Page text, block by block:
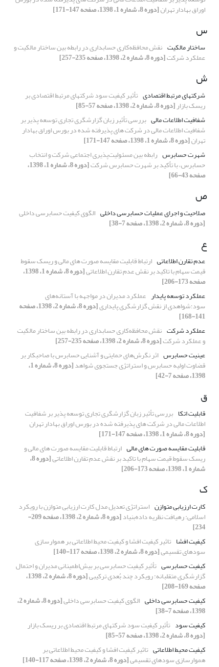
اوراق بهادار تهران[دوره 8، شماره 1، 1398، صفحه 147-171]
س
ساختار مالکیت نقش محافظه‌کاری حسابداری در رابطه بین ساختار مالکیت و
عملکرد شرکت[دوره 8، شماره 2، 1398، صفحه 235-257]
ش
شرکت‎های مرتبط اقتصادی تأثیر کیفیت سود شرکت‎های مرتبط اقتصادی بر
ریسک بازار[دوره 8، شماره 2، 1398، صفحه 57-85]
شفافیت اطلاعات مالی بررسی تأثیر زبان گزارشگری تجاری توسعه پذیر بر
شفافیت اطلاعات مالی در شرکت های پذیرفته شده در بورس اوراق بهادار
تهران[دوره 8، شماره 1، 1398، صفحه 147-171]
شهرت حسابرس رابطه بین مسئولیت‌پذیری اجتماعی شرکت و انتخاب
حسابرس، با تأکید بر شهرت حسابرس شرکت [دوره 8، شماره 1، 1398،
صفحه 43-66]
ص
صلاحیت و اجرای عملیات حسابرسی داخلی الگوی کیفیت حسابرسی داخلی
[دوره 8، شماره 2، 1398، صفحه 7-38]
ع
عدم تقارن اطلاعاتی ارتباط قابلیت مقایسه صورت های مالی و ریسک سقوط
قیمت سهام با تاکید بر نقش عدم تقارن اطلاعاتی [دوره 8، شماره 1، 1398،
صفحه 173-206]
عملکرد توسعه پایدار عملکرد مدیران در مواجهه با آستانه‌های
سود:شواهدی از نقش گزارشگری پایداری [دوره 8، شماره 2، 1398، صفحه
141-168]
عملکرد شرکت نقش محافظه‌کاری حسابداری در رابطه بین ساختار مالکیت
و عملکرد شرکت[دوره 8، شماره 2، 1398، صفحه 235-257]
عینیت حسابرس اثر نگرش‌های حمایتی و آشنایی حسابرس با صاحبکار بر
قضاوت اولیه حسابرس و استراتژی جستجوی شواهد [دوره 8، شماره 1،
1398، صفحه 7-42]
ق
قابلیت اتکا بررسی تأثیر زبان گزارشگری تجاری توسعه پذیر بر شفافیت
اطلاعات مالی در شرکت های پذیرفته شده در بورس اوراق بهادار تهران
[دوره 8، شماره 1، 1398، صفحه 147-171]
قابلیت مقایسه صورت های مالی ارتباط قابلیت مقایسه صورت های مالی و
ریسک سقوط قیمت سهام با تاکید بر نقش عدم تقارن اطلاعاتی [دوره 8،
شماره 1، 1398، صفحه 173-206]
ک
کارت ارزیابی متوازن استراتژی تعدیل مدل کارت ارزیابی متوازن با رویکرد
اسلامی: رهیافت نظریه داده‌بنیاد [دوره 8، شماره 2، 1398، صفحه 209-
234]
کیفیت افشا تاثیر کیفیت افشا و کیفیت محیط اطلاعاتی بر هموارسازی
سودهای تقسیمی[دوره 8، شماره 2، 1398، صفحه 117-140]
کیفیت حسابرسی تأثیر کیفیت حسابرسی بر بیش‌اطمینانی مدیران و احتمال
گزارشگری متقلبانه: رویکرد چند بُعدی ترکیبی [دوره 8، شماره 2، 1398،
صفحه 169-208]
کیفیت حسابرسی داخلی الگوی کیفیت حسابرسی داخلی [دوره 8، شماره 2،
1398، صفحه 7-38]
کیفیت سود تأثیر کیفیت سود شرکت‎های مرتبط اقتصادی بر ریسک بازار
[دوره 8، شماره 2، 1398، صفحه 57-85]
کیفیت محیط اطلاعاتی تاثیر کیفیت افشا و کیفیت محیط اطلاعاتی بر
هموارسازی سودهای تقسیمی[دوره 8، شماره 2، 1398، صفحه 117-140]